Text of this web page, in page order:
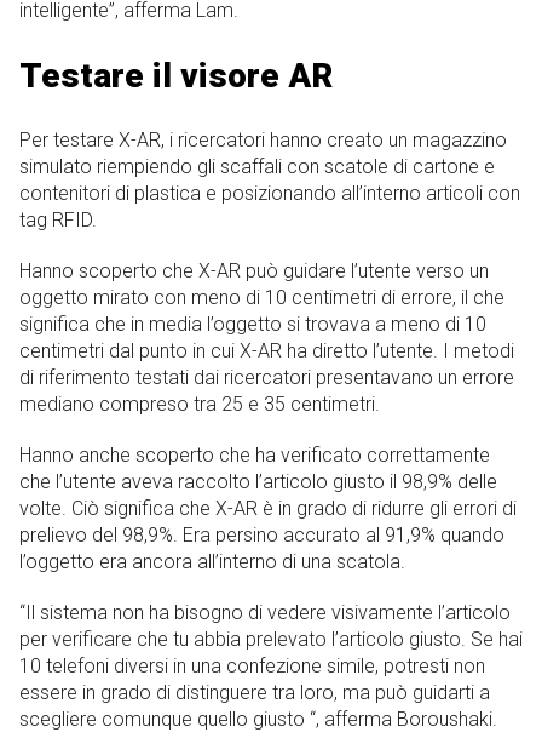
intelligente”, afferma Lam.
Testare il visore AR
Per testare X-AR, i ricercatori hanno creato un magazzino
simulato riempiendo gli scaffali con scatole di cartone e
contenitori di plastica e posizionando all’interno articoli con
tag RFID.
Hanno scoperto che X-AR può guidare l’utente verso un
oggetto mirato con meno di 10 centimetri di errore, il che
significa che in media l’oggetto si trovava a meno di 10
centimetri dal punto in cui X-AR ha diretto l’utente. I metodi
di riferimento testati dai ricercatori presentavano un errore
mediano compreso tra 25 e 35 centimetri.
Hanno anche scoperto che ha verificato correttamente
che l’utente aveva raccolto l’articolo giusto il 98,9% delle
volte. Ciò significa che X-AR è in grado di ridurre gli errori di
prelievo del 98,9%. Era persino accurato al 91,9% quando
l’oggetto era ancora all’interno di una scatola.
“Il sistema non ha bisogno di vedere visivamente l’articolo
per verificare che tu abbia prelevato l’articolo giusto. Se hai
10 telefoni diversi in una confezione simile, potresti non
essere in grado di distinguere tra loro, ma può guidarti a
scegliere comunque quello giusto “, afferma Boroushaki.